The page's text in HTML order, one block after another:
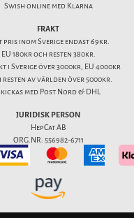
Swish online med Klarna
FRAKT
pris inom Sverige endast 69kr.
EU 180kr och resten 380kr.
i Sverige över 3000kr, EU 4000kr
resten av världen över 5000kr.
med Post Nord & DHL
JURIDISK PERSON
HepCat AB
ORG.NR: 556982-6711